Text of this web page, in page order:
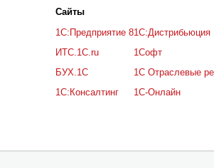
Cайты
1С:Предприятие 8
ИТС.1C.ru
БУХ.1С
1С:Консалтинг
1С:Дистрибьюция
1Софт
1С Отраслевые
1С-Онлайн